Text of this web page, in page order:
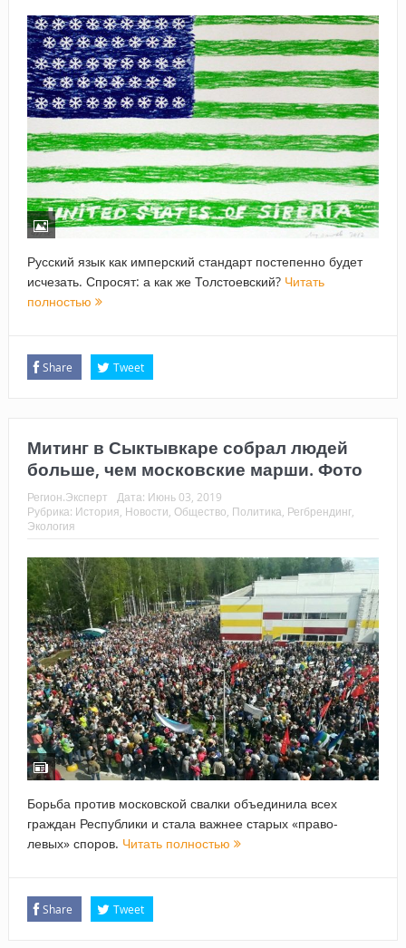
Русский язык как имперский стандарт постепенно будет
исчезать. Спросят: а как же Толстоевский? Читать
полностью
Share Tweet
Митинг в Сыктывкаре собрал людей
больше, чем московские марши. Фото
Регион.Эксперт Дата: Июнь 03, 2019
Рубрика: История, Новости, Общество, Политика, Регбрендинг,
Экология
Борьба против московской свалки объединила всех
граждан Республики и стала важнее старых «право-
левых» споров. Читать полностью
Share Tweet